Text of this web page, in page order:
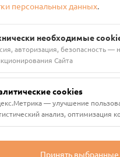
ограниченной
ОГРН: 1256700001986
адрес: 216790, Смоленская
г. Рудня, улица Западная, д.
40702810901130004287
персональных данных.
необходимые
авторизация, безопасность —
Сайта
cookies
— улучшение
анализ, оптимизация
Принять выбранные